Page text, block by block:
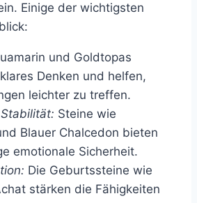
Einige der wichtigsten
und Goldtopas
Denken und helfen,
leichter zu treffen.
Steine wie
Blauer Chalcedon bieten
emotionale Sicherheit.
Die Geburtssteine wie
stärken die Fähigkeiten